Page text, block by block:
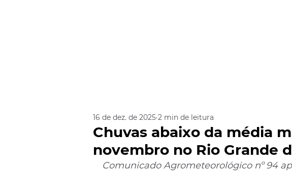
Chuvas abaixo da média
novembro no Rio Grande
16 de dez. de 2025 2 min de leitura
Comunicado Agrometeorológico nº 94